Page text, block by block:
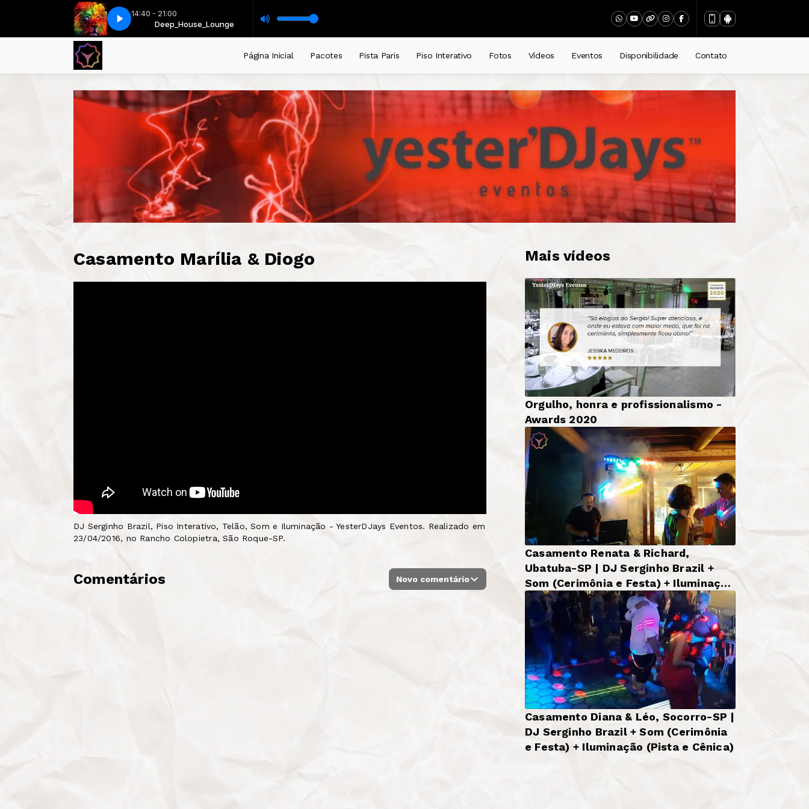
14:40 - 21:00
Deep_House_Lounge Deep_House_Lounge
Shaya - I Wonder (Nu Gianni Remix) Dino MFU Feat Shaya - I Wonder (Nu Gianni Remix)
Página Inicial Pacotes Pista Paris Piso Interativo Fotos Vídeos Eventos Disponibilidade Contato
Casamento Marília & Diogo Mais vídeos
Orgulho, honra e profissionalismo -
Awards 2020
Casamento Renata & Richard,
Ubatuba-SP | DJ Serginho Brazil +
Som (Cerimônia e Festa) + Iluminação
Básica
Casamento Diana & Léo, Socorro-SP |
DJ Serginho Brazil + Som (Cerimônia
e Festa) + Iluminação (Pista e Cênica)
DJ Serginho Brazil, Piso Interativo, Telão, Som e Iluminação - YesterDJays Eventos. Realizado em
23/04/2016, no Rancho Colopietra, São Roque-SP.
Comentários Novo comentário